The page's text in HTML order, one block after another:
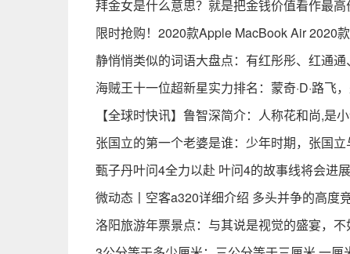
拜金女是什么意思？就是把金钱价值看作最高
限时抢购！2020款Apple MacBook Air 2020
静悄悄类似的词语大盘点：有红彤彤、红通
海贼王十一位超新星实力排名：蒙奇·D·路飞
【全球时快讯】鲁智深简介：人称花和尚,是
张国立的第一个老婆是谁：少年时期，张国
甄子丹叶问4全力以赴 叶问4的故事线将会进
微动态丨空客a320详细介绍 多头并争的高度
洛阳旅游年票景点：与其说是视觉的盛宴，